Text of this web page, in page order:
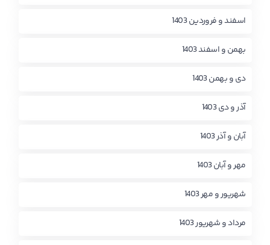
اسفند و فروردین 1403
بهمن و اسفند 1403
دی و بهمن 1403
آذر و دی 1403
آبان و آذر 1403
مهر و آبان 1403
شهریور و مهر 1403
مرداد و شهریور 1403